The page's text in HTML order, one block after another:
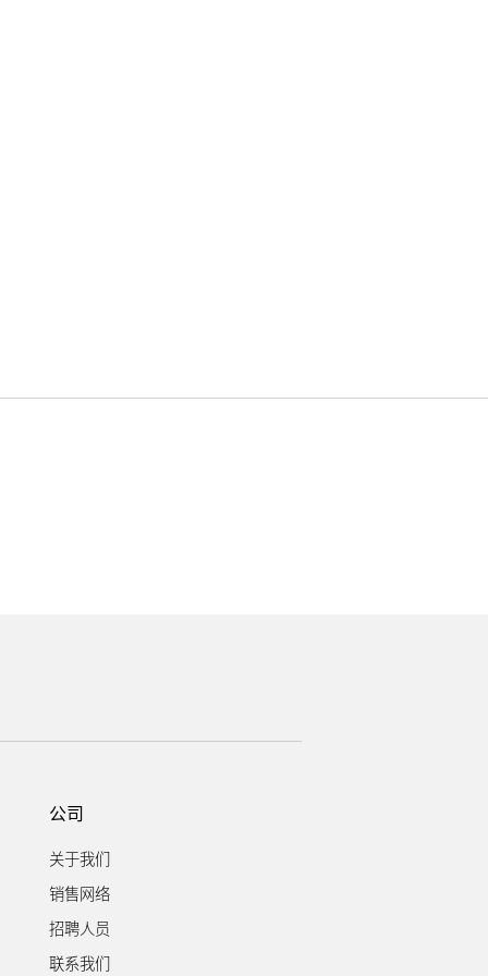
公司
关于我们
销售网络
招聘人员
联系我们